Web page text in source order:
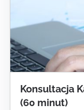
Konsultacja
(60 minut)